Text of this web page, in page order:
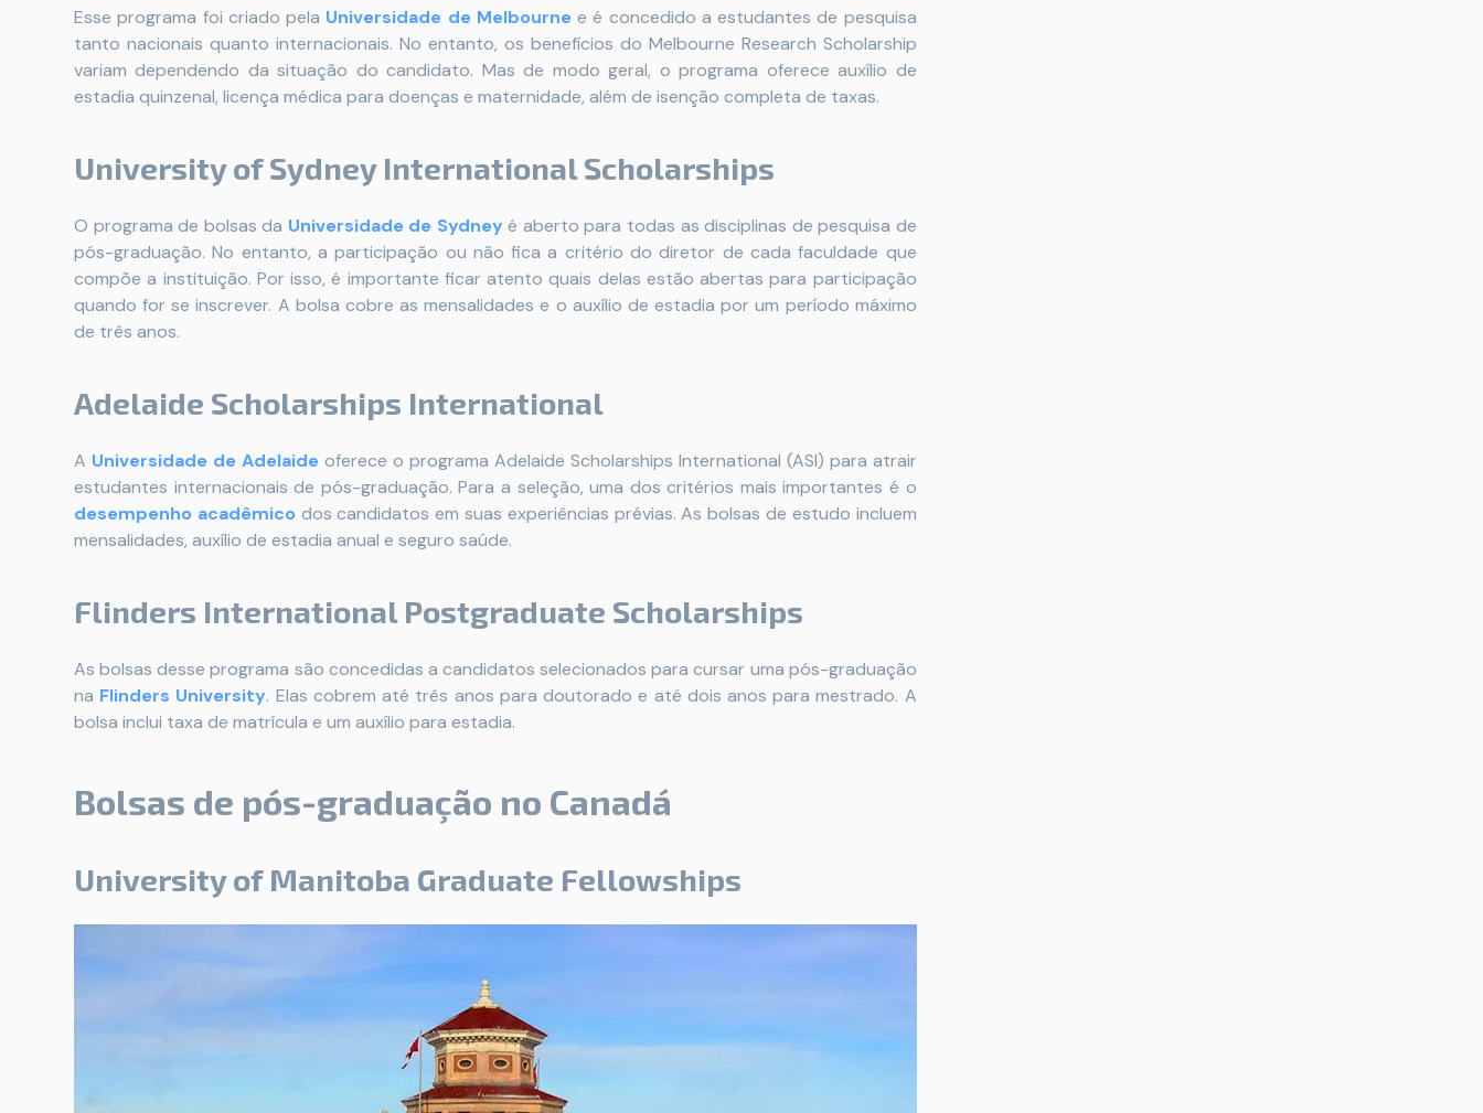
Esse programa foi criado pela Universidade de Melbournee é concedido a estudantes de pesquisa
tanto nacionais quanto internacionais. No entanto, os benefícios do Melbourne Research Scholarship
variam dependendo da situação do candidato. Mas de modo geral, o programa oferece auxílio de
estadia quinzenal, licença médica para doenças e maternidade, além de isenção completa de taxas.
University of Sydney International Scholarships
O programa de bolsas da Universidade de Sydney é aberto para todas as disciplinas de pesquisa de
pós-graduação. No entanto, a participação ou não fica a critério do diretor de cada faculdade que
compõe a instituição. Por isso, é importante ficar atento quais delas estão abertas para participação
quando for se inscrever. A bolsa cobre as mensalidades e o auxílio de estadia por um período máximo
de três anos.
Adelaide Scholarships International
A Universidade de Adelaideoferece o programa Adelaide Scholarships International (ASI) para atrair
estudantes internacionais de pós-graduação. Para a seleção, uma dos critérios mais importantes é o
desempenho acadêmico dos candidatos em suas experiências prévias. As bolsas de estudo incluem
mensalidades, auxílio de estadia anual e seguro saúde.
Flinders International Postgraduate Scholarships
As bolsas desse programa são concedidas a candidatos selecionados para cursar uma pós-graduação
na Flinders University. Elas cobrem até três anos para doutorado e até dois anos para mestrado. A
bolsa inclui taxa de matrícula e um auxílio para estadia.
Bolsas de pós-graduação no Canadá
University of Manitoba Graduate Fellowships